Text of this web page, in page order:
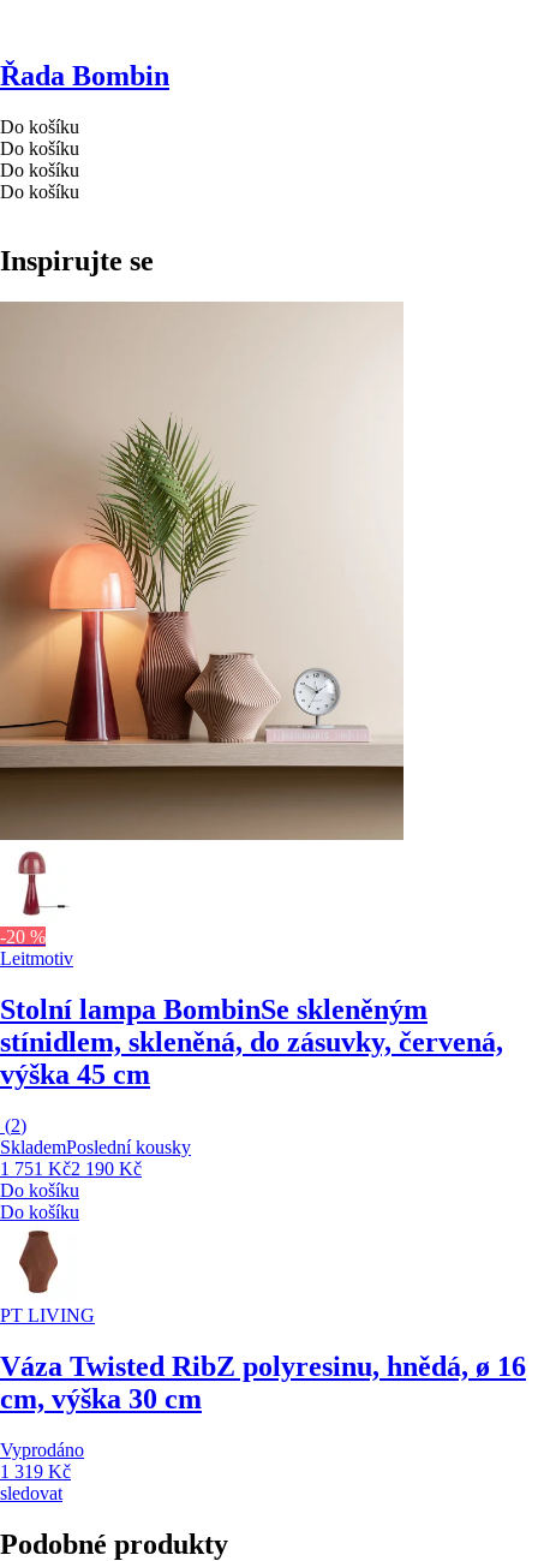
Řada Bombin
Do košíku
Do košíku
Do košíku
Do košíku
Inspirujte se
-20 %
Leitmotiv
Stolní lampa BombinSe skleněným
stínidlem, skleněná, do zásuvky, červená,
výška 45 cm
(2)
SklademPoslední kousky
1 751 Kč2 190 Kč
Do košíku
Do košíku
PT LIVING
Váza Twisted RibZ polyresinu, hnědá, ø 16
cm, výška 30 cm
Vyprodáno
1 319 Kč
sledovat
Podobné produkty